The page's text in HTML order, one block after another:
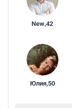
New,42
Юлия,50